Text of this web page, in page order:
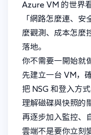
Azure VM 的世界
「網路怎麼連、安
麼觀測、成本怎麼
落地。
你不需要一開始就
先建立一台 VM，
把 NSG 和登入方
理解磁碟與快照的
再逐步加入監控、
雲端不是要你立刻